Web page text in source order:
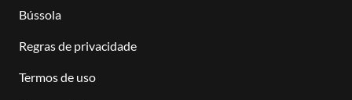
Bússola
Regras de privacidade
Termos de uso